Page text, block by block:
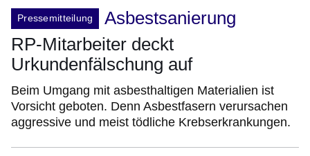
Pressemitteilung
Asbestsanierung
RP-Mitarbeiter deckt
Urkundenfälschung auf
Beim Umgang mit asbesthaltigen Materialien ist
Vorsicht geboten. Denn Asbestfasern verursachen
aggressive und meist tödliche Krebserkrankungen.